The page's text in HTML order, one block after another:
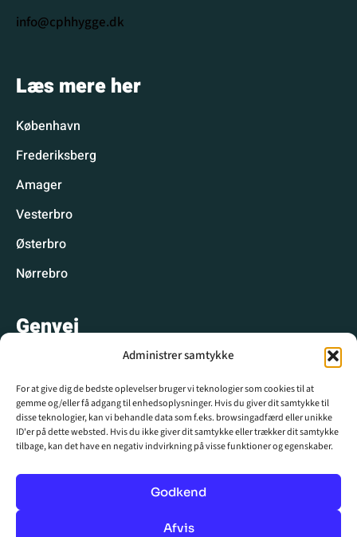
Administrer samtykke
For at give dig de bedste oplevelser bruger vi teknologier som cookies til at
gemme og/eller få adgang til enhedsoplysninger. Hvis du giver dit samtykke til
disse teknologier, kan vi behandle data som f.eks. browsingadfærd eller unikke
ID'er på dette websted. Hvis du ikke giver dit samtykke eller trækker dit samtykke
tilbage, kan det have en negativ indvirkning på visse funktioner og egenskaber.
Godkend
Afvis
info@cphhygge.dk
Læs mere her
København
Frederiksberg
Amager
Vesterbro
Østerbro
Nørrebro
Genvej
Hyggelige spisesteder
Hyggelige aktiviteter
CPH WIKI
Krydsord
Nyhedsbrev
Annoncér hos os